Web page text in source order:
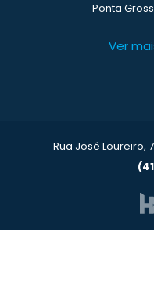
Ponta
Ver
Rua José Loureiro,